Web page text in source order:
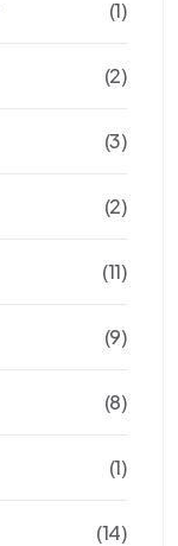
(1)
(2)
(3)
(2)
(11)
(9)
(8)
(1)
(14)